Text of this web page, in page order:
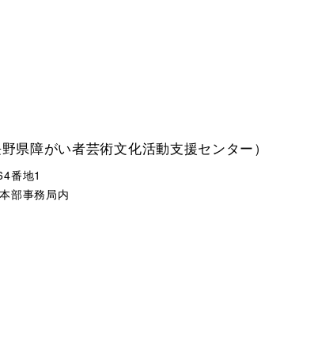
県障がい者芸術文化活動支援センター）
番地1
部事務局内